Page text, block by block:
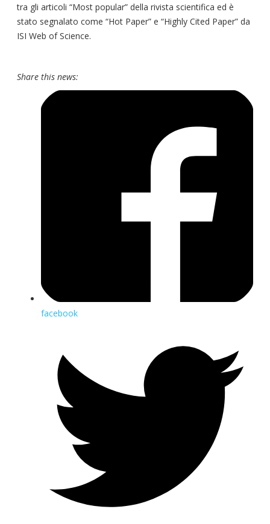
tra gli articoli “Most popular” della rivista scientifica ed è
stato segnalato come “Hot Paper” e “Highly Cited Paper” da
ISI Web of Science.
Share this news:
facebook